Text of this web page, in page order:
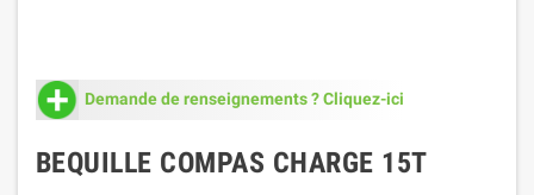
Demande de renseignements ? Cliquez-ici
BEQUILLE COMPAS CHARGE 15T